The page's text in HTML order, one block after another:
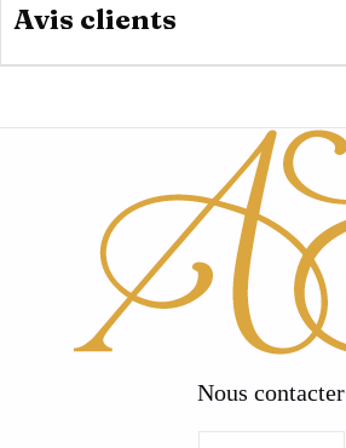
Avis clients
Nous contacter